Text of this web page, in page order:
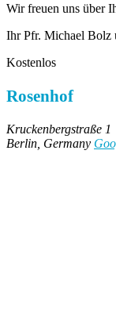
Wir freuen uns über
Ihr Pfr. Michael Bolz
Kostenlos
Rosenhof
Kruckenbergstraße 1
Berlin Germany